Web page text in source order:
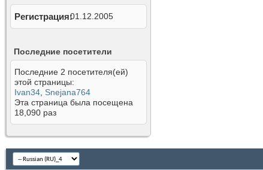
Регистрация01.12.2005
Последние посетители
Последние 2 посетителя(ей)
этой страницы:
Ivan34 Snejana764
Эта страница была посещена
18,090 раз